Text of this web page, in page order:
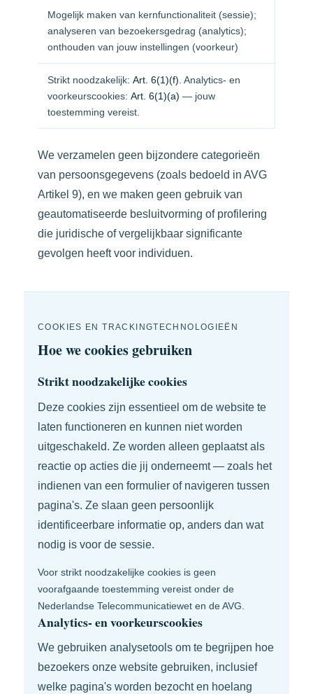
Mogelijk maken van kernfunctionaliteit (sessie);
analyseren van bezoekersgedrag (analytics);
onthouden van jouw instellingen (voorkeur)
Strikt noodzakelijk:Art. 6(1)(f) . Analytics- en
voorkeurscookies:Art. 6(1)(a) — jouw
toestemming vereist.
We verzamelen geen bijzondere categorieën
van persoonsgegevens (zoals bedoeld in AVG
Artikel 9), en we maken geen gebruik van
geautomatiseerde besluitvorming of profilering
die juridische of vergelijkbaar significante
gevolgen heeft voor individuen.
COOKIES EN TRACKINGTECHNOLOGIEËN
Hoe we cookies gebruiken
Strikt noodzakelijke cookies
Deze cookies zijn essentieel om de website te
laten functioneren en kunnen niet worden
uitgeschakeld. Ze worden alleen geplaatst als
reactie op acties die jij onderneemt — zoals het
indienen van een formulier of navigeren tussen
pagina's. Ze slaan geen persoonlijk
identificeerbare informatie op, anders dan wat
nodig is voor de sessie.
Voor strikt noodzakelijke cookies is geen
voorafgaande toestemming vereist onder de
Nederlandse Telecommunicatiewet en de AVG.
Analytics- en voorkeurscookies
We gebruiken analysetools om te begrijpen hoe
bezoekers onze website gebruiken, inclusief
welke pagina's worden bezocht en hoelang